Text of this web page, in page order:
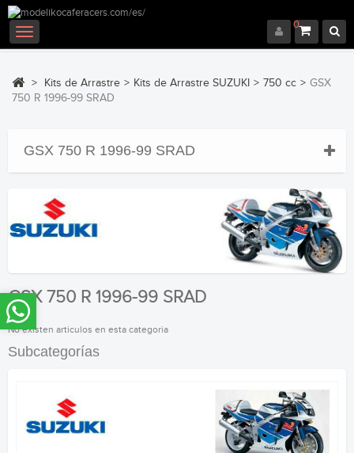
0
Navegación
Toggle
> Kits de Arrastre > Kits de Arrastre SUZUKI > 750 cc > GSX
750 R 1996-99 SRAD
GSX 750 R 1996-99 SRAD
GSX 750 R 1996-99 SRAD
No existen articulos en esta categoria
Subcategorías